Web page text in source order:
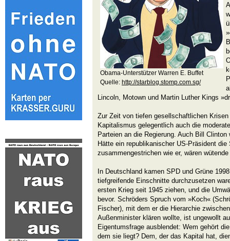
Obama-Unterstützer Warren E. Buffet
Quelle: http://starblog.stomp.com.sg/
Lincoln, Motown und Martin Luther Kings
Zur Zeit von tiefen gesellschaftlichen
Kapitalismus gelegentlich auch die
Parteien an die Regierung. Auch Bill
Hätte ein republikanischer US-Präsident
zusammengestrichen wie er, wären
In Deutschland kamen SPD und Grüne
tiefgreifende Einschnitte durchzusetzen
ersten Krieg seit 1945 ziehen, und die
bevor. Schröders Spruch vom »Koch«
Fischer), mit dem er die Hierarchie
Außenminister klären wollte, ist ungewollt
Eigentumsfrage ausblendet: Wem gehört
dem sie liegt? Dem, der das Kapital hat,